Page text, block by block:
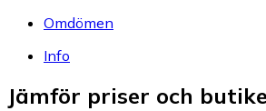
Omdömen
Info
Jämför priser och